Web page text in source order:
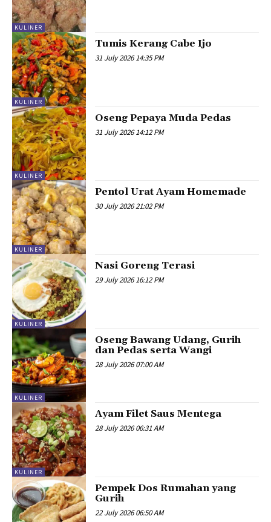
KULINER
KULINER
Tumis Kerang Cabe Ijo
31 July 2026 14:35 PM
KULINER
Oseng Pepaya Muda Pedas
31 July 2026 14:12 PM
KULINER
Pentol Urat Ayam Homemade
30 July 2026 21:02 PM
KULINER
Nasi Goreng Terasi
29 July 2026 16:12 PM
KULINER
Oseng Bawang Udang, Gurih
dan Pedas serta Wangi
28 July 2026 07:00 AM
KULINER
Ayam Filet Saus Mentega
28 July 2026 06:31 AM
Pempek Dos Rumahan yang
Gurih
22 July 2026 06:50 AM